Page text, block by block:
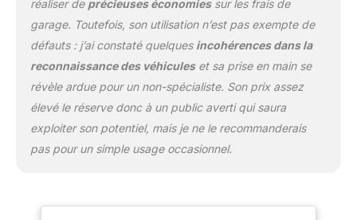
de transmission, ABS,
airbag et autres appareils
de commande : Nissan,
Infiniti, Toyota, Lexus,
Scion, Honda, Isuzu,
Hyundai, Kia, Daewoo,
Mazda, US Ford, Sprinter,
BMW, Mini, VW, Seat,
Skoda, Volvo, Porsche,
Mitsubishi Dacia,
réaliser de précieuses économiessur les frais de
garage. Toutefois, son utilisation n’est pas exempte de
défauts : j’ai constaté quelques incohérences dans la
reconnaissance des véhiculeset sa prise en main se
révèle ardue pour un non-spécialiste. Son prix assez
élevé le réserve donc à un public averti qui saura
exploiter son potentiel, mais je ne le recommanderais
pas pour un simple usage occasionnel.